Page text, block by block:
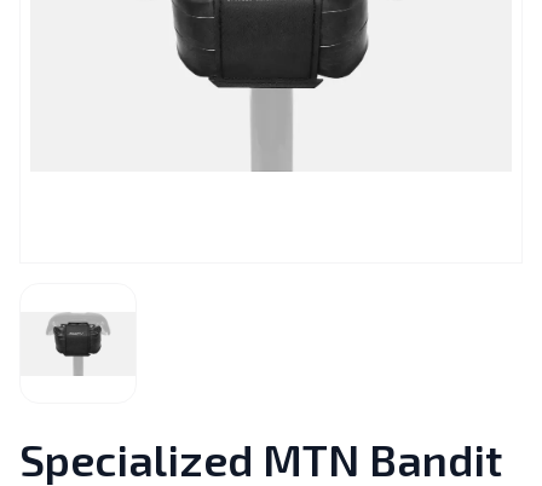
Specialized MTN Bandit